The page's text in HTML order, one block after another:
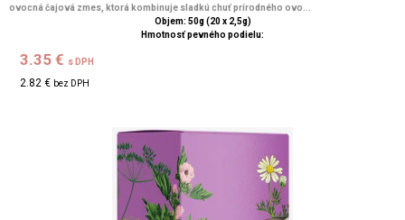
ovocná čajová zmes, ktorá kombinuje sladkú chuť prírodného ovo...
Objem: 50g (20 x 2,5g)
Hmotnosť pevného podielu:
3.35 € s DPH
2.82 € bez DPH